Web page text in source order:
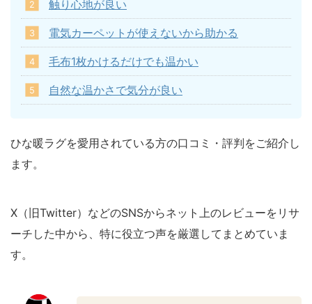
触り心地が良い
電気カーペットが使えないから助かる
毛布1枚かけるだけでも温かい
自然な温かさで気分が良い
ひな暖ラグを愛用されている方の口コミ・評判をご紹介し
ます。
X（旧Twitter）などのSNSからネット上のレビューをリサ
ーチした中から、特に役立つ声を厳選してまとめていま
す。